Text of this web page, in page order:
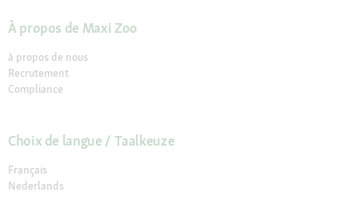
À propos de Maxi Zoo
à propos de nous
Recrutement
Compliance
Choix de langue / Taalkeuze
Français
Nederlands